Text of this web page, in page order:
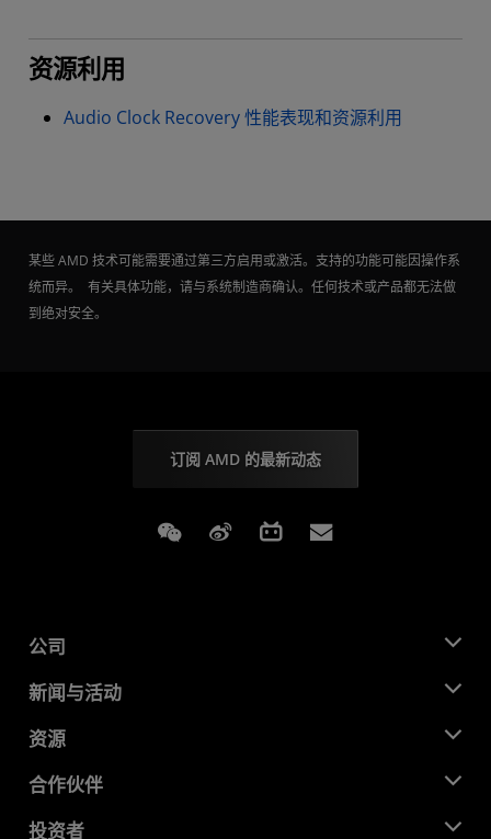
资源利用
Audio Clock Recovery 性能表现和资源利用
某些 AMD 技术可能需要通过第三方启用或激活。支持的功能可能因操作系
统而异。 有关具体功能，请与系统制造商确认。任何技术或产品都无法做
到绝对安全。
订阅 AMD 的最新动态
Weixin Weibo Bilibili
公司
关于 AMD
企业责任
就业机会
联系我们
新闻与活动
新闻中心
媒体库
资源
开发中心
合作伙伴
AMD 合作伙伴中心
投资者